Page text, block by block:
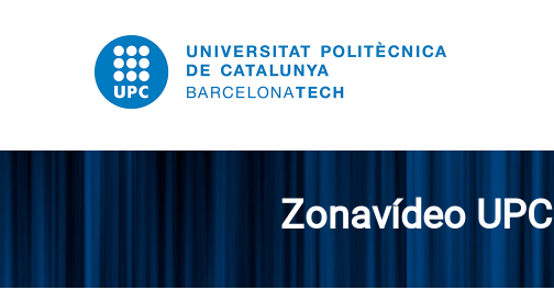
Zonavídeo UPC